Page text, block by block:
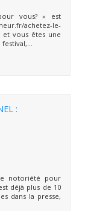
vous? » est
achetez-le-
et vous êtes une
:
notoriété pour
déjà plus de 10
dans la presse,